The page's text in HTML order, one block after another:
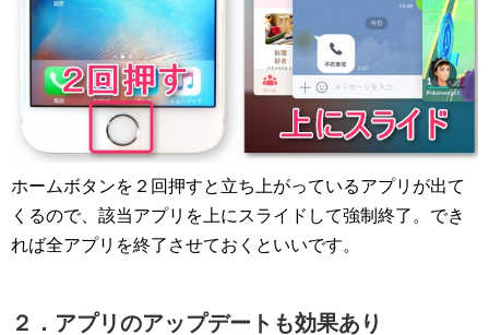
ホームボタンを２回押すと立ち上がっているアプリが出て
くるので、該当アプリを上にスライドして強制終了。でき
れば全アプリを終了させておくといいです。
２．アプリのアップデートも効果あり